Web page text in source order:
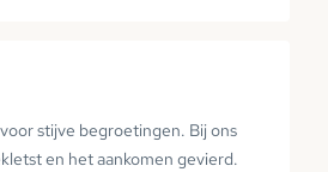
stijve begroetingen. Bij ons
en het aankomen gevierd.